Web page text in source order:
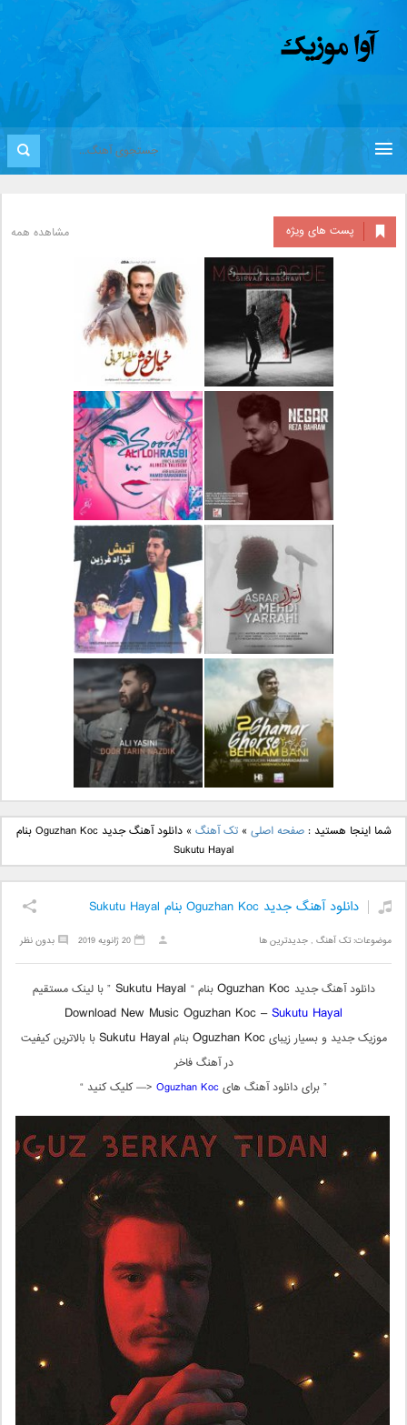
پست های ویژه مشاهده همه
دانلود آلبوم جدید سیروان
خسروی بنام مونولوگ
دانلود آهنگ جدید علیرضا
قربانی بنام خیال خوش
دانلود آهنگ جدید رضا
بهرام بنام نگار
دانلود آهنگ جدید علی
لهراسبی بنام صورت
دانلود آهنگ جدید مهدی
یراحی بنام اسرار
دانلود آهنگ جدید فرزاد
فرزین بنام آتیش
دانلود آهنگ جدید بهنام
بانی بنام قرص قمر 2
دانلود آهنگ جدید علی
یاسینی بنام دورترین نزدیک
شما اینجا هستید :صفحه اصلی »تک آهنگ »
دانلود آهنگ جدید Oguzhan Koc بنام
Sukutu Hayal
دانلود آهنگ جدید Oguzhan Koc بنام Sukutu Hayal
موضوعات:تک آهنگ ,جدیدترین ها بدون نظر 20 ژانویه 2019
دانلود آهنگ جدید Oguzhan Koc بنام “ ” با لینک مستقیم
Download New Music Oguzhan Koc –Sukutu Hayal
موزیک جدید و بسیار زیبایOguzhan Kocبنام Sukutu Hayalبا بالاترین کیفیت
در آهنگ فاخر
” برای دانلود آهنگ هایOguzhan Koc <— کلیک کنید “